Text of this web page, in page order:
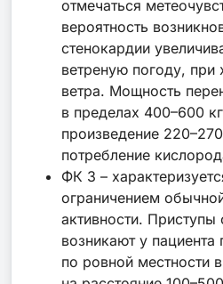
отмечаться
вероятность
стенокардии
ветреную погоду, при
ветра. Мощность
в пределах 400–600
произведение
потребление
ФК 3 –
ограничением
активности. Приступы
возникают у пациента
по ровной местности